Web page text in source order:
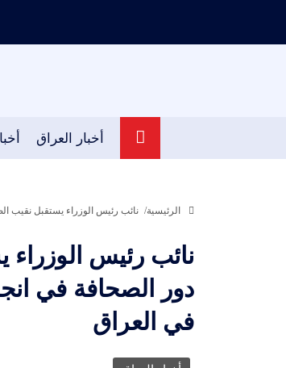
أخبار العراق
الرئيسية نائب رئيس الوزراء يستقبل نقيب
نائب رئيس الوزراء
دور الصحافة في
في العراق